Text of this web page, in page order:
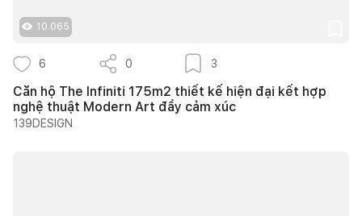
10.065
6 0 3
Căn hộ The Infiniti 175m2 thiết kế hiện đại kết hợp
nghệ thuật Modern Art đầy cảm xúc
139DESIGN